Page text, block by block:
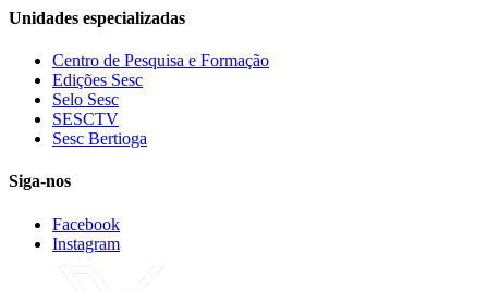
Unidades especializadas
Centro de Pesquisa e Formação
Edições Sesc
Selo Sesc
SESCTV
Sesc Bertioga
Siga-nos
Facebook
Instagram